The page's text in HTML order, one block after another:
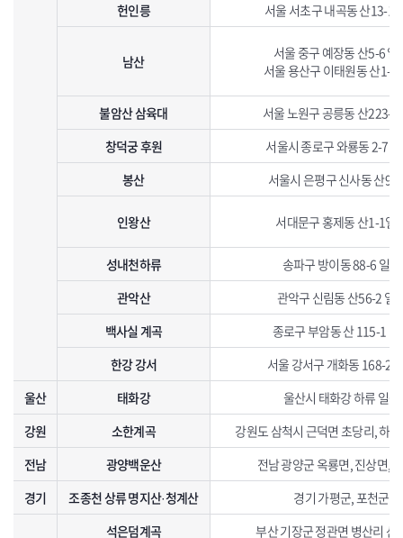
헌인릉
서울 서초구 내곡동 산13-1
남산
서울 중구 예장동 산5-6 일
서울 용산구 이태원동 산1-5
불암산 삼육대
서울 노원구 공릉동 산223-1
창덕궁 후원
서울시 종로구 와룡동 2-71
봉산
서울시 은평구 신사동 산
인왕산 서대문구 홍제동 산1-1일
성내천하류
송파구 방이동 88-6 일대
관악산
관악구 신림동 산56-2 일
백사실 계곡
종로구 부암동 산 115-1 일
한강 강서
서울 강서구 개화동 168-2
울산
태화강
울산시 태화강 하류 일원
강원
소한계곡
강원도 삼척시 근덕면 초당리, 하
전남
광양백운산
전남 광양군 옥룡면, 진상면,
경기
조종천 상류 명지산·청계산
경기 가평군, 포천군
석은덤계곡
부산 기장군 정관면 병산리 산